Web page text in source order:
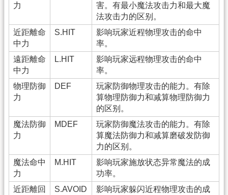
力
害。有最小魔法攻击力和最大魔
法攻击力的区别。
近距離命
中力
S.HIT
影响玩家近程物理攻击的命中
率。
遠距離命
中力
L.HIT
影响玩家远程物理攻击的命中
率。
物理防御
力
DEF
玩家防御物理攻击的能力。有除
算物理防御力和减算物理防御力
的区别。
魔法防御
力
MDEF
玩家防御魔法攻击的能力。有除
算魔法防御力和减算磨破发防御
力的区别。
魔法命中
力
M.HIT
影响玩家施放状态异常魔法的成
功率。
近距離回
S.AVOID
影响玩家躲闪近程物理攻击的成